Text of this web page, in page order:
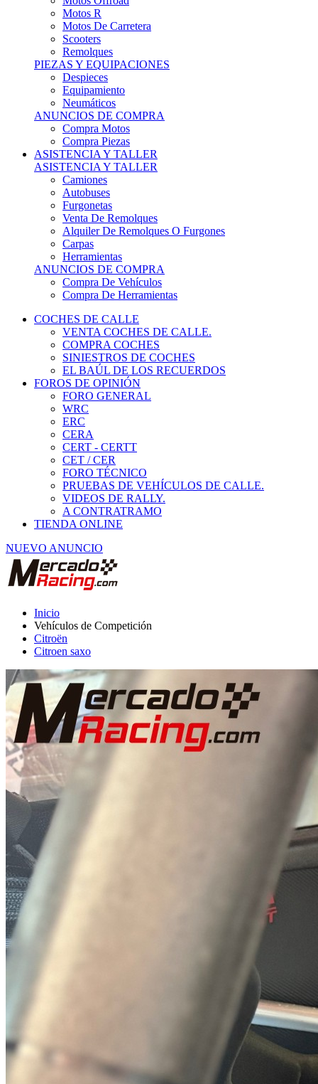
Motos R
Motos De Carretera
Scooters
Remolques
PIEZAS Y EQUIPACIONES
Despieces
Equipamiento
Neumáticos
ANUNCIOS DE COMPRA
Compra Motos
Compra Piezas
ASISTENCIA Y TALLER
ASISTENCIA Y TALLER
Camiones
Autobuses
Furgonetas
Venta De Remolques
Alquiler De Remolques O Furgones
Carpas
Herramientas
ANUNCIOS DE COMPRA
Compra De Vehículos
Compra De Herramientas
COCHES DE CALLE
VENTA COCHES DE CALLE.
COMPRA COCHES
SINIESTROS DE COCHES
EL BAÚL DE LOS RECUERDOS
FOROS DE OPINIÓN
FORO GENERAL
WRC
ERC
CERA
CERT - CERTT
CET / CER
FORO TÉCNICO
PRUEBAS DE VEHÍCULOS DE CALLE.
VIDEOS DE RALLY.
A CONTRATRAMO
TIENDA ONLINE
NUEVO ANUNCIO
Inicio
Vehículos de Competición
Citroën
Citroen saxo